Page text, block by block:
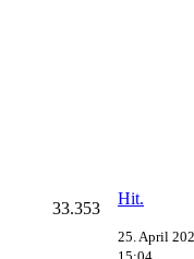
33.353
Hit.
25. April